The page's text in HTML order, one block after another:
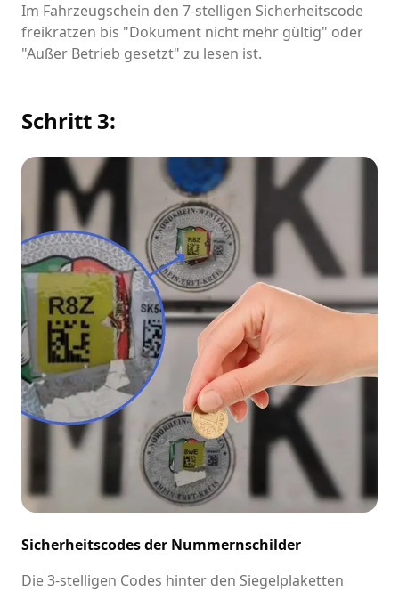
Im Fahrzeugschein den 7-stelligen Sicherheitscode
freikratzen bis "Dokument nicht mehr gültig" oder
"Außer Betrieb gesetzt" zu lesen ist.
Schritt 3:
Sicherheitscodes der Nummernschilder
Die 3-stelligen Codes hinter den Siegelplaketten